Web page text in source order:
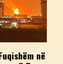
në